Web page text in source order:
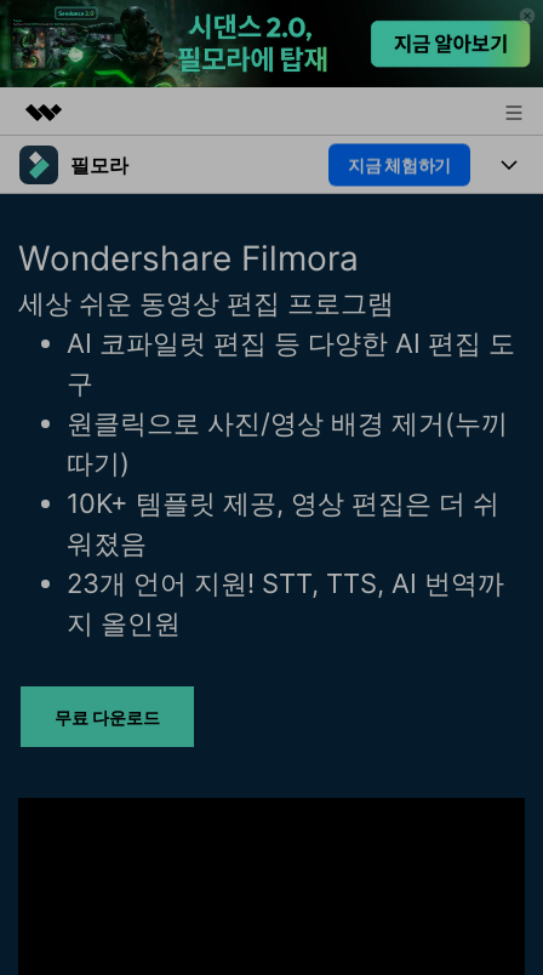
주요 제품
유틸리티
개요
솔루션
뉴스룸
플랜 및 가격
도움말 센터
필모라 지금 체험하기
AI 기능 HOT
AI 꿀팁
영상 편집 자료실
도움말 센터
고객 지원
핫한 콘텐츠
필모라 정보
더 알아보기
기타 콘텐츠
가격
검색
Wondershare Filmora
세상 쉬운 동영상 편집 프로그램
AI 코파일럿 편집 등 다양한 AI 편집 도
구
원클릭으로 사진/영상 배경 제거(누끼
따기)
10K+ 템플릿 제공, 영상 편집은 더 쉬
워졌음
23개 언어 지원! STT, TTS, AI 번역까
지 올인원
무료 다운로드